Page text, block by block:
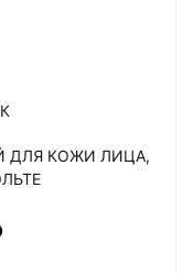
ДЛЯ КОЖИ ЛИЦА,